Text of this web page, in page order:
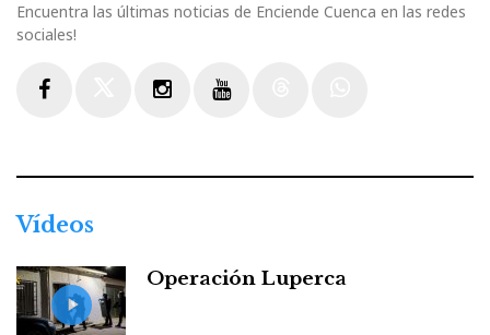
Encuentra las últimas noticias de Enciende Cuenca en las redes
sociales!
Vídeos
Operación Luperca